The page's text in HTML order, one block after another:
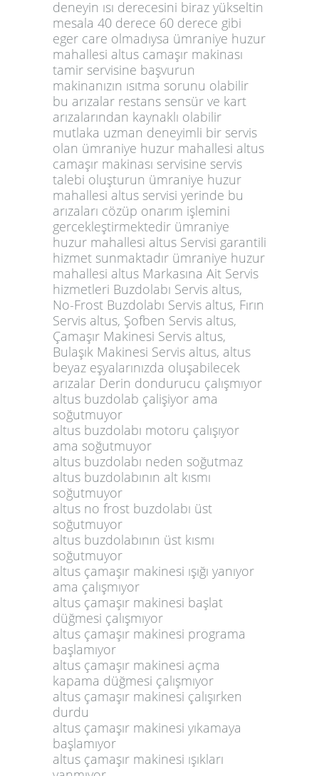
deneyin ısı derecesini biraz yükseltin
mesala 40 derece 60 derece gibi
eger care olmadıysa ümraniye huzur
mahallesi altus camaşır makinası
tamir servisine başvurun
makinanızın ısıtma sorunu olabilir
bu arızalar restans sensür ve kart
arızalarından kaynaklı olabilir
mutlaka uzman deneyimli bir servis
olan ümraniye huzur mahallesi altus
camaşır makinası servisine servis
talebi oluşturun ümraniye huzur
mahallesi altus servisi yerinde bu
arızaları cözüp onarım işlemini
gercekleştirmektedir ümraniye
huzur mahallesi altus Servisi garantili
hizmet sunmaktadır ümraniye huzur
mahallesi altus Markasına Ait Servis
hizmetleri Buzdolabı Servis altus,
No-Frost Buzdolabı Servis altus, Fırın
Servis altus, Şofben Servis altus,
Çamaşır Makinesi Servis altus,
Bulaşık Makinesi Servis altus, altus
beyaz eşyalarınızda oluşabilecek
arızalar Derin dondurucu çalışmıyor
altus buzdolab çalişiyor ama
soğutmuyor
altus buzdolabı motoru çalışıyor
ama soğutmuyor
altus buzdolabı neden soğutmaz
altus buzdolabının alt kısmı
soğutmuyor
altus no frost buzdolabı üst
soğutmuyor
altus buzdolabının üst kısmı
soğutmuyor
altus çamaşır makinesi ışığı yanıyor
ama çalışmıyor
altus çamaşır makinesi başlat
düğmesi çalışmıyor
altus çamaşır makinesi programa
başlamıyor
altus çamaşır makinesi açma
kapama düğmesi çalışmıyor
altus çamaşır makinesi çalışırken
durdu
altus çamaşır makinesi yıkamaya
başlamıyor
altus çamaşır makinesi ışıkları